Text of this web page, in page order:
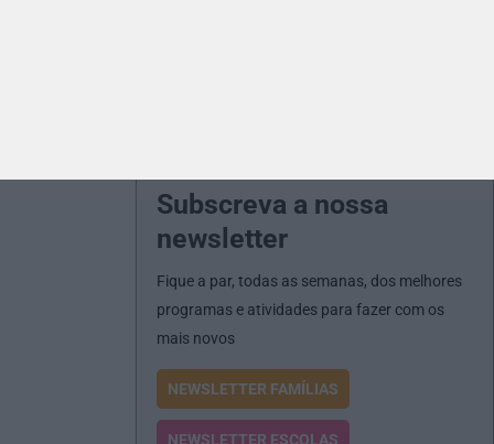
Subscreva a nossa
newsletter
Fique a par, todas as semanas, dos melhores
programas e atividades para fazer com os
mais novos
NEWSLETTER FAMÍLIAS
NEWSLETTER ESCOLAS